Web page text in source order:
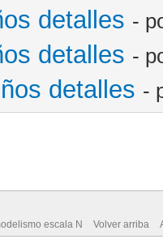
detalles -
detalles -
detalles -
escala N Volver arriba